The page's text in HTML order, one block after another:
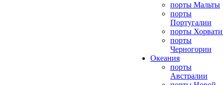
порты Мальты
порты
Португалии
порты
порты
Черногории
Океания
порты
Австралии